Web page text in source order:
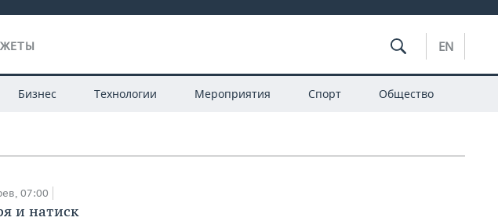
EN
Бизнес Технологии Мероприятия Спорт Общество
07:00
и натиск